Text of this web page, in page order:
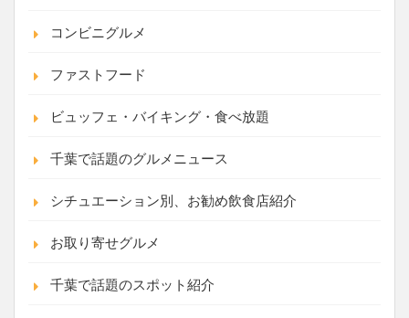
コンビニグルメ
ファストフード
ビュッフェ・バイキング・食べ放題
千葉で話題のグルメニュース
シチュエーション別、お勧め飲食店紹介
お取り寄せグルメ
千葉で話題のスポット紹介